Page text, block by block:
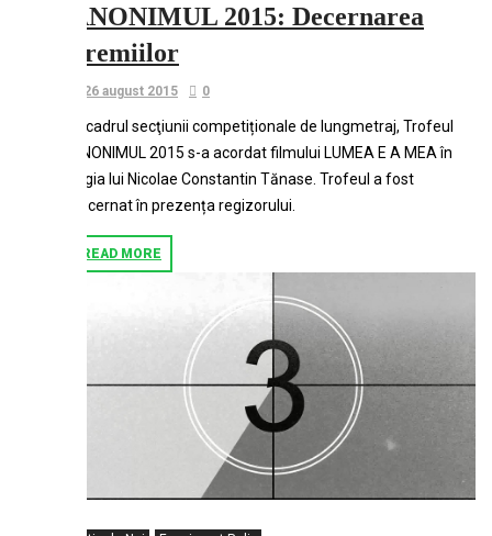
ANONIMUL 2015: Decernarea
premiilor
26 august 2015 0
În cadrul secţiunii competiționale de lungmetraj, Trofeul
ANONIMUL 2015 s-a acordat filmului LUMEA E A MEA în
regia lui Nicolae Constantin Tănase. Trofeul a fost
decernat în prezența regizorului.
READ MORE